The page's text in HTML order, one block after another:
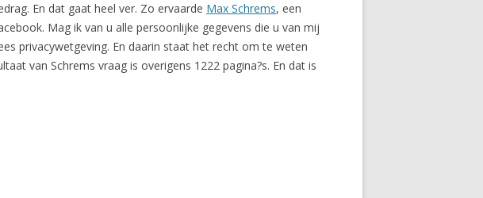
En dat gaat heel ver. Zo ervaarde Max Schrems, een
Mag ik van u alle persoonlijke gegevens die u van mij
privacywetgeving. En daarin staat het recht om te weten
van Schrems vraag is overigens 1222 pagina?s. En dat is